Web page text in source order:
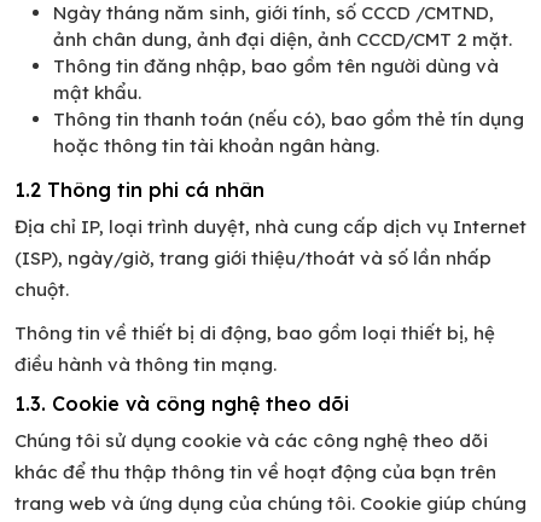
Ngày tháng năm sinh, giới tính, số CCCD /CMTND,
ảnh chân dung, ảnh đại diện, ảnh CCCD/CMT 2 mặt.
Thông tin đăng nhập, bao gồm tên người dùng và
mật khẩu.
Thông tin thanh toán (nếu có), bao gồm thẻ tín dụng
hoặc thông tin tài khoản ngân hàng.
1.2 Thông tin phi cá nhân
Địa chỉ IP, loại trình duyệt, nhà cung cấp dịch vụ Internet
(ISP), ngày/giờ, trang giới thiệu/thoát và số lần nhấp
chuột.
Thông tin về thiết bị di động, bao gồm loại thiết bị, hệ
điều hành và thông tin mạng.
1.3. Cookie và công nghệ theo dõi
Chúng tôi sử dụng cookie và các công nghệ theo dõi
khác để thu thập thông tin về hoạt động của bạn trên
trang web và ứng dụng của chúng tôi. Cookie giúp chúng